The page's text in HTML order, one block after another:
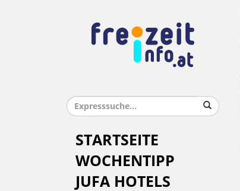
STARTSEITE
WOCHENTIPP
JUFA HOTELS